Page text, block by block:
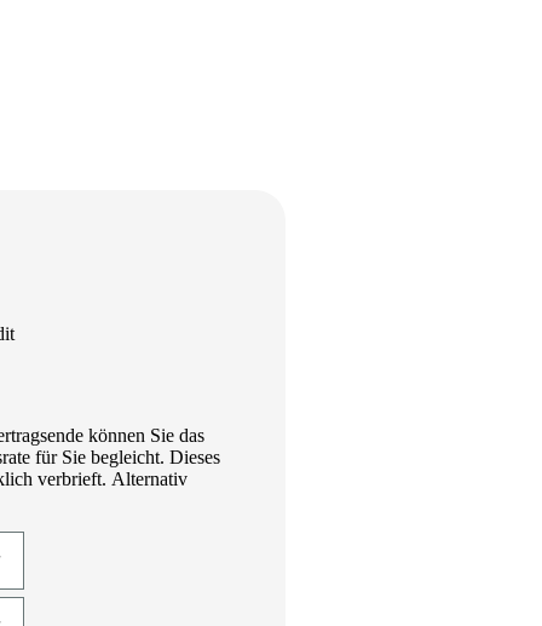
können Sie das
für Sie begleicht. Dieses
verbrieft. Alternativ